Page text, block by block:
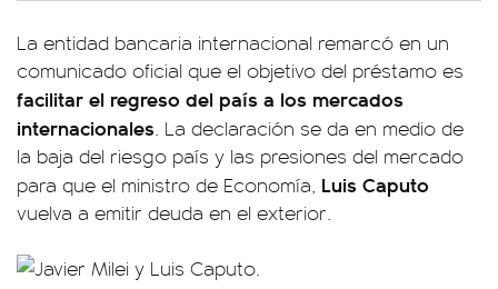
La entidad bancaria internacional remarcó en un
comunicado oficial que el objetivo del préstamo es
facilitar el regreso del país a los mercados
internacionales. La declaración se da en medio de
la baja del riesgo país y las presiones del mercado
para que el ministro de Economía, Luis Caputo
vuelva a emitir deuda en el exterior.